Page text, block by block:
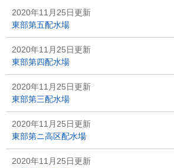
2020年11月25日更新
東部第五配水場
2020年11月25日更新
東部第四配水場
2020年11月25日更新
東部第三配水場
2020年11月25日更新
東部第ニ高区配水場
2020年11月25日更新